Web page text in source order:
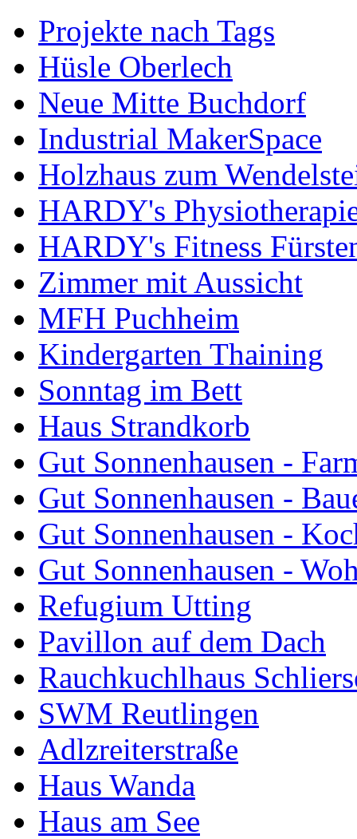
Projekte nach Tags
Hüsle Oberlech
Neue Mitte Buchdorf
Industrial MakerSpace
Holzhaus zum
HARDY's
HARDY's Fitness
Zimmer mit Aussicht
MFH Puchheim
Kindergarten Thaining
Sonntag im Bett
Haus Strandkorb
Gut Sonnenhausen -
Gut Sonnenhausen -
Gut Sonnenhausen -
Gut Sonnenhausen -
Refugium Utting
Pavillon auf dem Dach
Rauchkuchlhaus
SWM Reutlingen
Adlzreiterstraße
Haus Wanda
Haus am See